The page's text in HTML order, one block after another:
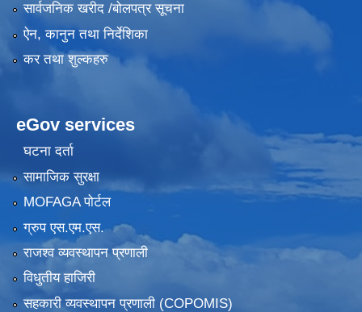
सार्वजनिक खरीद /बोलपत्र सूचना
ऐन, कानुन तथा निर्देशिका
कर तथा शुल्कहरु
eGov services
घटना दर्ता
सामाजिक सुरक्षा
MOFAGA पोर्टल
ग्रुप एस.एम.एस.
राजश्व व्यवस्थापन प्रणाली
विधुतीय हाजिरी
सहकारी व्यवस्थापन प्रणाली (COPOMIS)